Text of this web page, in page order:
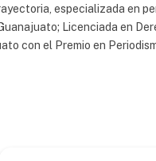
especializada en
Licenciada en
con el Premio en